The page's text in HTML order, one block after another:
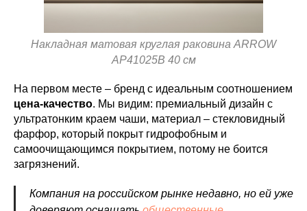
Накладная матовая круглая раковина ARROW
AP41025B 40 см
На первом месте – бренд с идеальным соотношением
цена-качество. Мы видим: премиальный дизайн с
ультратонким краем чаши, материал – стекловидный
фарфор, который покрыт гидрофобным и
самоочищающимся покрытием, потому не боится
загрязнений.
Компания на российском рынке недавно, но ей уже